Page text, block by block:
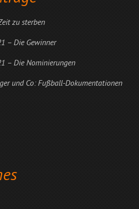
zu sterben
– Die Gewinner
– Die Nominierungen
und Co: Fußball-Dokumentationen